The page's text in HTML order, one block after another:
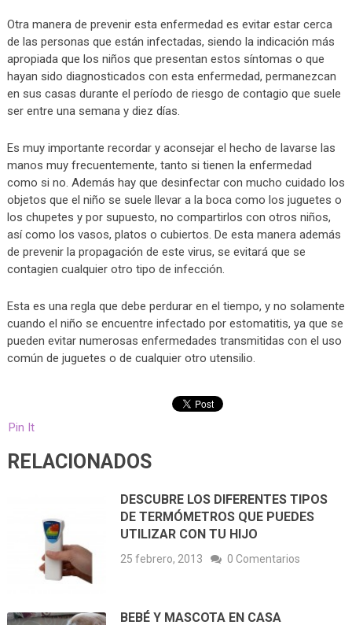
Otra manera de prevenir esta enfermedad es evitar estar cerca
de las personas que están infectadas, siendo la indicación más
apropiada que los niños que presentan estos síntomas o que
hayan sido diagnosticados con esta enfermedad, permanezcan
en sus casas durante el período de riesgo de contagio que suele
ser entre una semana y diez días.
Es muy importante recordar y aconsejar el hecho de lavarse las
manos muy frecuentemente, tanto si tienen la enfermedad
como si no. Además hay que desinfectar con mucho cuidado los
objetos que el niño se suele llevar a la boca como los juguetes o
los chupetes y por supuesto, no compartirlos con otros niños,
así como los vasos, platos o cubiertos. De esta manera además
de prevenir la propagación de este virus, se evitará que se
contagien cualquier otro tipo de infección.
Esta es una regla que debe perdurar en el tiempo, y no solamente
cuando el niño se encuentre infectado por estomatitis, ya que se
pueden evitar numerosas enfermedades transmitidas con el uso
común de juguetes o de cualquier otro utensilio.
Pin It
RELACIONADOS
DESCUBRE LOS DIFERENTES TIPOS
DE TERMÓMETROS QUE PUEDES
UTILIZAR CON TU HIJO
25 febrero, 2013 0 Comentarios
BEBÉ Y MASCOTA EN CASA